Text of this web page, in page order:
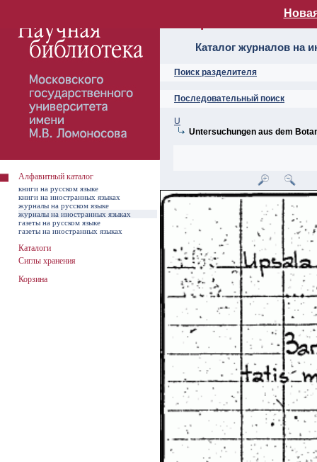
Алфавитный
Каталог журналов на
Поиск разделителя
Последовательный поиск
U
Untersuchungen aus dem
Алфавитный каталог
книги на русском языке
книги на иностранных языках
журналы на русском языке
журналы на иностранных языках
газеты на русском языке
газеты на иностранных языках
Каталоги
Сиглы хранения
Корзина